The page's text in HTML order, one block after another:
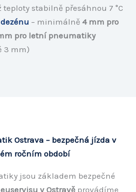
stabilně přesáhnou 7 °C
– minimálně 4 mm pro
pro letní pneumatiky
3 mm)
Ostrava – bezpečná jízda v
ročním období
jsou základem bezpečné
v Ostravě provádíme